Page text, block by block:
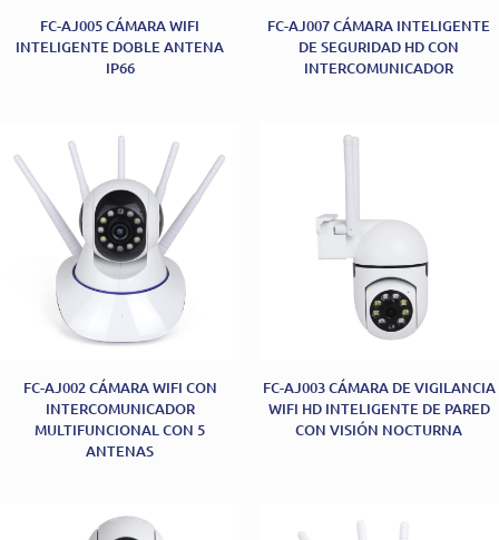
FC-AJ005 CÁMARA WIFI
INTELIGENTE DOBLE ANTENA
IP66
FC-AJ007 CÁMARA INTELIGENTE
DE SEGURIDAD HD CON
INTERCOMUNICADOR
FC-AJ002 CÁMARA WIFI CON
INTERCOMUNICADOR
MULTIFUNCIONAL CON 5
ANTENAS
FC-AJ003 CÁMARA DE VIGILANCIA
WIFI HD INTELIGENTE DE PARED
CON VISIÓN NOCTURNA